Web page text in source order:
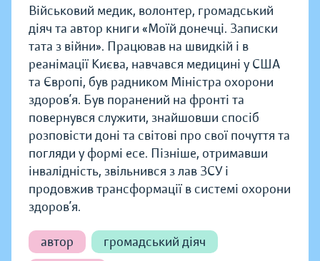
Військовий медик, волонтер, громадський
діяч та автор книги «Моїй донечці. Записки
тата з війни». Працював на швидкій і в
реанімації Києва, навчався медицині у США
та Європі, був радником Міністра охорони
здоров’я. Був поранений на фронті та
повернувся служити, знайшовши спосіб
розповісти доні та світові про свої почуття та
погляди у формі есе. Пізніше, отримавши
інвалідність, звільнився з лав ЗСУ і
продовжив трансформації в системі охорони
здоров’я.
автор
громадський діяч